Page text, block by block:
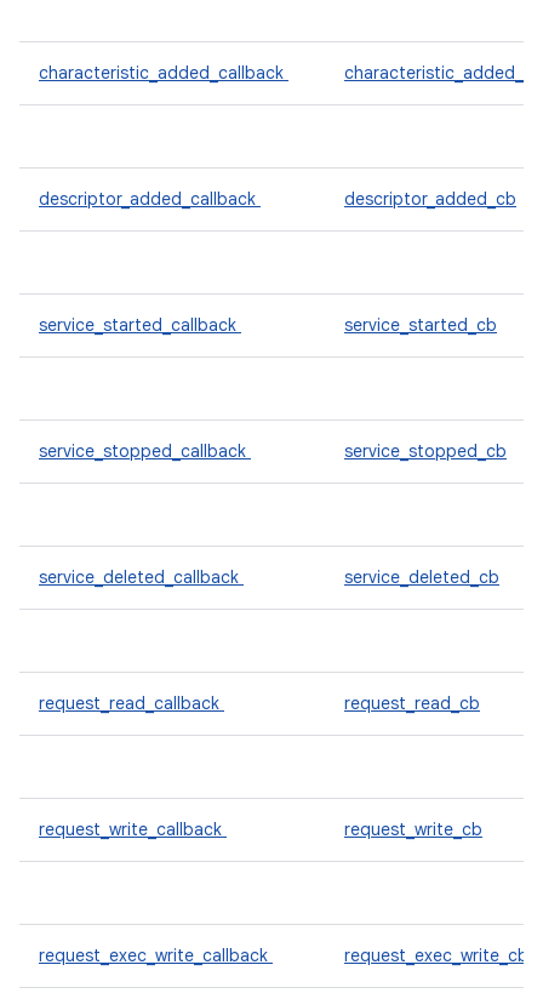
characteristic_added_callback characteristic_added_cb
descriptor_added_callback descriptor_added_cb
service_started_callback service_started_cb
service_stopped_callback service_stopped_cb
service_deleted_callback service_deleted_cb
request_read_callback request_read_cb
request_write_callback request_write_cb
request_exec_write_callback request_exec_write_cb